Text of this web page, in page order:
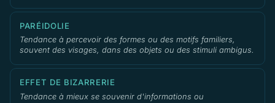
PARÉIDOLIE
Tendance à percevoir des formes ou des motifs familiers,
souvent des visages, dans des objets ou des stimuli ambigus.
EFFET DE BIZARRERIE
Tendance à mieux se souvenir d'informations ou